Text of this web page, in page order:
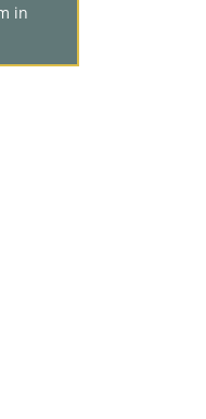
in